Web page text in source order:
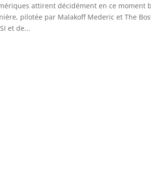
attirent décidément en ce moment
pilotée par Malakoff Mederic et The
et de...